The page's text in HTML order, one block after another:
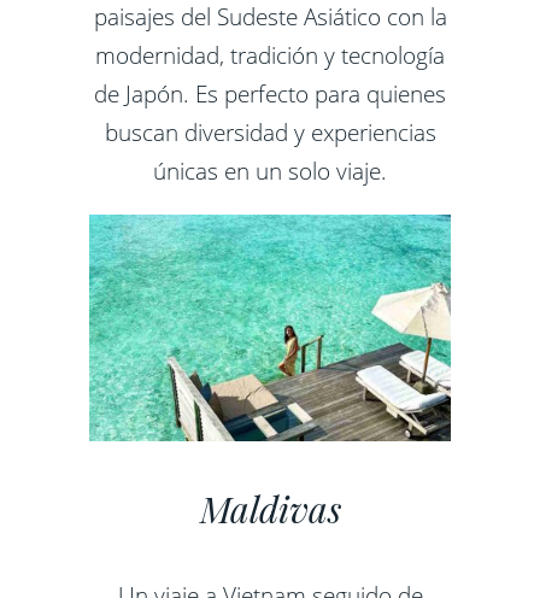
paisajes del Sudeste Asiático con la
modernidad, tradición y tecnología
de Japón. Es perfecto para quienes
buscan diversidad y experiencias
únicas en un solo viaje.
Maldivas